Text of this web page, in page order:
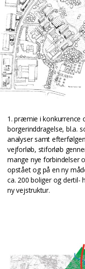
1. præmie i konkurrence
borgerinddragelse, bl.a.
analyser samt
vejforløb, stiforløb
mange nye forbindelser
opstået og på en ny
ca. 200 boliger og dertil-
ny vejstruktur.